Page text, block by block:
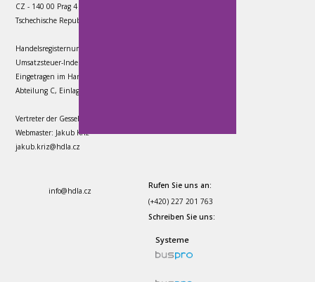
CZ - 140 00 Prag 4
Tschechische Republik
Handelsregisternummer: 25115103
Umsatzsteuer-Indentifikationsnummer: CZ25115103
Eingetragen im Handelsregister:
Abteilung C, Einlage 50964, geführt beim Stadtgericht Prag
Vertreter der Gesselschaft: Jaromír Řezáč
Webmaster: Jakub Kříž
jakub.kriz@hdla.cz
Rufen Sie uns an:
(+420) 227 201 763
Schreiben Sie uns:
info@hdla.cz
Systeme